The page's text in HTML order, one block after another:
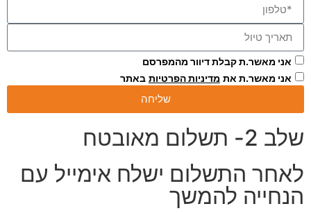
אני מאשר.ת קבלת דיוור מהמפרסם
אני מאשר.ת את מדיניות הפרטיות באתר
שליחה
שלב 2- תשלום מאובטח
לאחר התשלום ישלח אימייל עם
הנחייה להמשך